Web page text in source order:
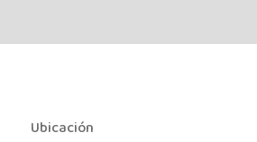
Ubicación